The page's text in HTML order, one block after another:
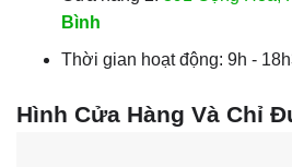
Bình
Thời gian hoạt động: 9h -
Hình Cửa Hàng Và Chỉ